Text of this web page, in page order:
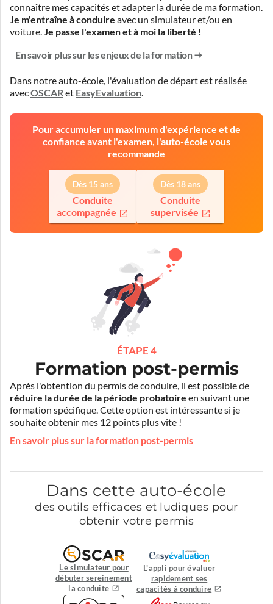
connaître mes capacités et adapter la durée de ma formation.
Je m'entraîne à conduire avec un simulateur et/ou en
voiture.Je passe l'examen et à moi la liberté !
En savoir plus sur les enjeux de la formation
Dans notre auto-école, l'évaluation de départ est réalisée
avecOSCARet EasyEvaluation.
Pour accumuler un maximum d'expérience et de
confiance avant l'examen, l'auto-école vous
recommande
Dès 15 ans
Conduite
accompagnée
Dès 18 ans
Conduite
supervisée
ÉTAPE 4
Formation post-permis
Après l'obtention du permis de conduire, il est possible de
réduire la durée de la période probatoire en suivant une
formation spécifique. Cette option est intéressante si je
souhaite obtenir mes 12 points plus vite !
En savoir plus sur la formation post-permis
Dans cette auto-école
des outils efficaces et ludiques pour
obtenir votre permis
Le simulateur pour
débuter sereinement
la conduite
L'appli pour évaluer
rapidement ses
capacités à conduire